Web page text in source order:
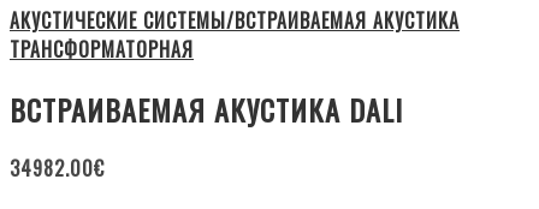
АКУСТИЧЕСКИЕ СИСТЕМЫ/ВСТРАИВАЕМАЯ АКУСТИКА
ТРАНСФОРМАТОРНАЯ
ВСТРАИВАЕМАЯ АКУСТИКА DALI
34982.00€